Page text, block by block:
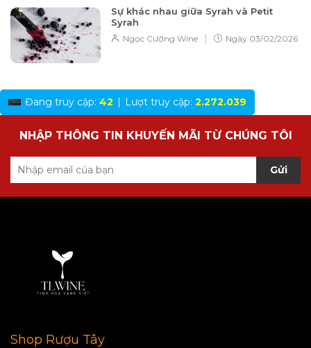
Sự khác nhau giữa Syrah và Petit
Syrah
Ngọc Cường Wine | Ngày 03/02/2026
Đang truy cập: 42 | Lượt truy cập: 2.272.039
NHẬP THÔNG TIN KHUYẾN MÃI TỪ CHÚNG TÔI
Gửi
Shop Rượu Tây